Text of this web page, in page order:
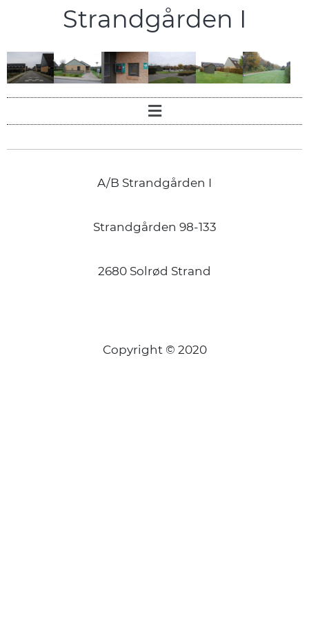
Strandgården I
A/B Strandgården I
Strandgården 98-133
2680 Solrød Strand
Copyright © 2020